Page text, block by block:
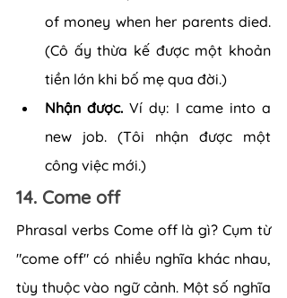
of money when her parents died.
(Cô ấy thừa kế được một khoản
tiền lớn khi bố mẹ qua đời.)
Nhận được. Ví dụ: I came into a
new job. (Tôi nhận được một
công việc mới.)
14. Come off
Phrasal verbs Come off là gì? Cụm từ
"come off" có nhiều nghĩa khác nhau,
tùy thuộc vào ngữ cảnh. Một số nghĩa